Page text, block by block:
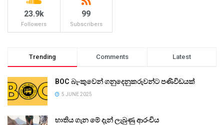
23.9k
Followers
99
Subscribers
Trending Comments Latest
BOC බැංකුවෙන් ගනුදෙනුකරුවන්ට පණිවිඩයක්
5 JUNE 2025
භාතිය ගැන මේ දැන් ලැබුණු ආරංචිය